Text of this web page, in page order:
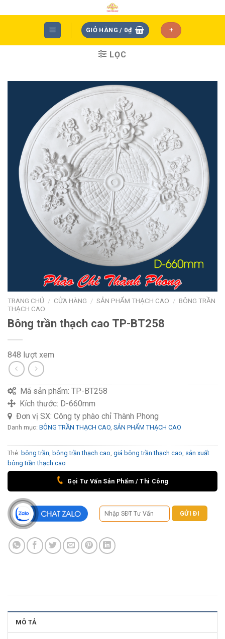
to
GIỎ HÀNG / 0₫ +
LỌC
TRANG CHỦ / CỬA HÀNG / SẢN PHẨM THẠCH CAO / BÔNG TRẦN
THẠCH CAO
Bông trần thạch cao TP-BT258
848 lượt xem
Mã sản phẩm: TP-BT258
Kích thước: D-660mm
Đơn vị SX: Công ty phào chỉ Thành Phong
Danh mục: BÔNG TRẦN THẠCH CAO, SẢN PHẨM THẠCH CAO
Thẻ: bông trần, bông trần thạch cao, giá bông trần thạch cao, sản xuất
bông trần thạch cao
Gọi Tư Vấn Sản Phẩm / Thi Công
MÔ TẢ